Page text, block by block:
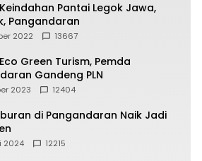
Pantai Legok Jawa,
Pangandaran
2022 13667
Green Turism, Pemda
Gandeng PLN
2023 12404
di Pangandaran Naik Jadi
2024 12215